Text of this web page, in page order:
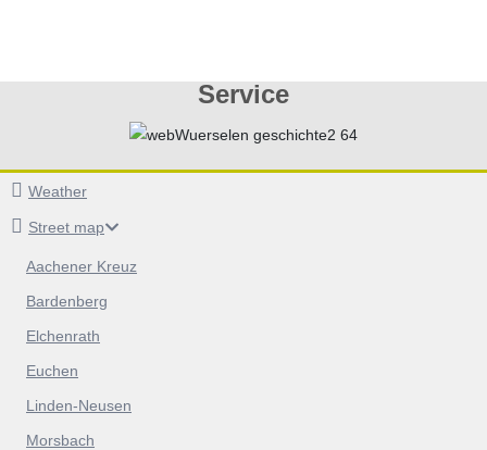
Service
Weather
Street map
Aachener Kreuz
Bardenberg
Elchenrath
Euchen
Linden-Neusen
Morsbach